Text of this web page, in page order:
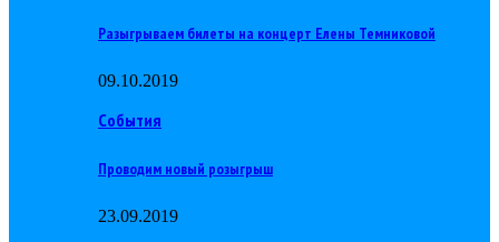
Разыгрываем билеты на концерт Елены Темниковой
09.10.2019
События
Проводим новый розыгрыш
23.09.2019